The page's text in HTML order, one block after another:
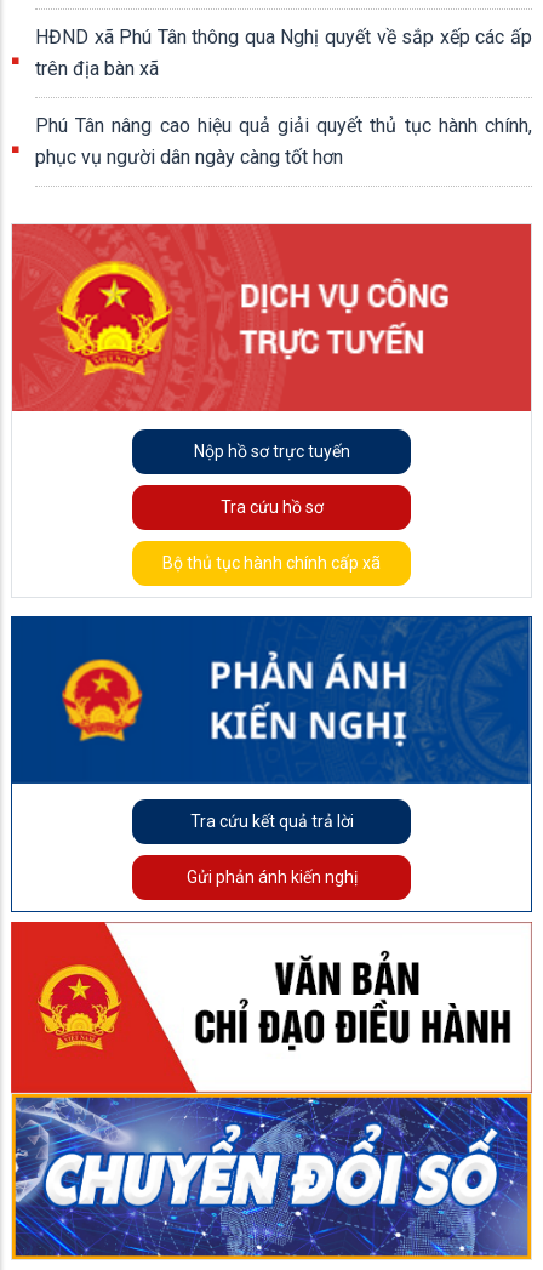
HĐND xã Phú Tân thông qua Nghị quyết về sắp xếp các ấp
trên địa bàn xã
Phú Tân nâng cao hiệu quả giải quyết thủ tục hành chính,
phục vụ người dân ngày càng tốt hơn
Nộp hồ sơ trực tuyến
Tra cứu hồ sơ
Bộ thủ tục hành chính cấp xã
Tra cứu kết quả trả lời
Gửi phản ánh kiến nghị